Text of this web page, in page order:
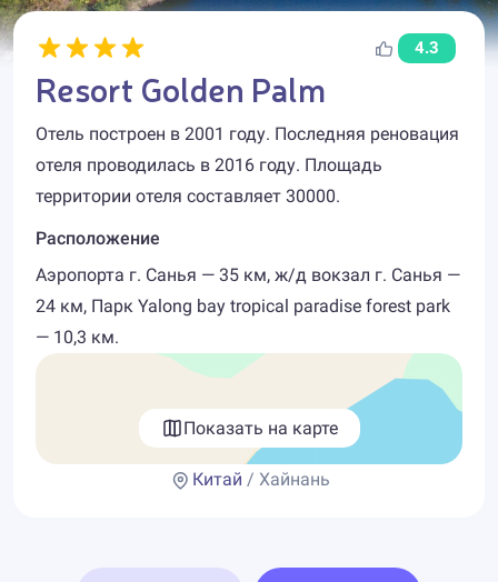
4.3
Resort Golden Palm
Отель построен в 2001 году. Последняя реновация
отеля проводилась в 2016 году. Площадь
территории отеля составляет 30000.
Расположение
Аэропорта г. Санья — 35 км, ж/д вокзал г. Санья —
24 км, Парк ​Yalong bay tropical paradise forest park
— 10,3 км.
Показать на карте
Китай / Хайнань